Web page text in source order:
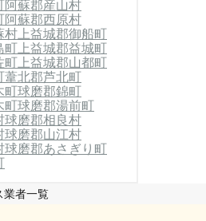
阿蘇郡産山村
阿蘇郡西原村
村上益城郡御船町
町上益城郡益城町
町上益城郡山都町
葦北郡芦北町
町球磨郡錦町
町球磨郡湯前町
球磨郡相良村
球磨郡山江村
球磨郡あさぎり町
業者一覧